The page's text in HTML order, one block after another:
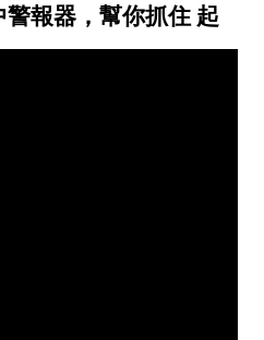
報器，幫你抓住 起